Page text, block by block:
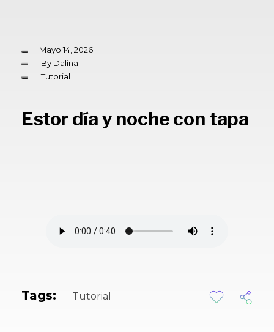
Estor día y noche con tapa
Mayo 14, 2026
By Dalina
Tutorial
Tags: Tutorial